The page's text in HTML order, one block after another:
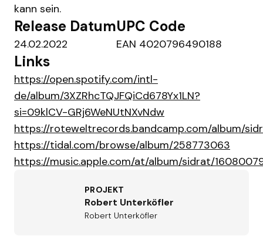
kann sein.
Release Datum
24.02.2022
UPC Code
EAN 4020796490188
Links
https://open.spotify.com/intl-
de/album/3XZRhcTQJFQiCd678Yx1LN?
si=09klCV-GRj6WeNUtNXvNdw
https://roteweltrecords.bandcamp.com/album/
https://tidal.com/browse/album/258773063
https://music.apple.com/at/album/sidrat/
PROJEKT
Robert Unterköfler
Robert Unterköfler